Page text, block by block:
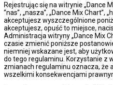
Rejestrując się na witrynie „Dance
”nas”, „nasza”, „Dance Mix
akceptujesz wyszczególnione
akceptujesz, opuść to miejsce,
Administracja witryny „Dance Mix
czasie zmienić poniższe
niemniej wskazane jest, aby
do tego regulaminu. Korzystanie z
zmianach regulaminu oznacza, że
wszelkimi konsekwencjami